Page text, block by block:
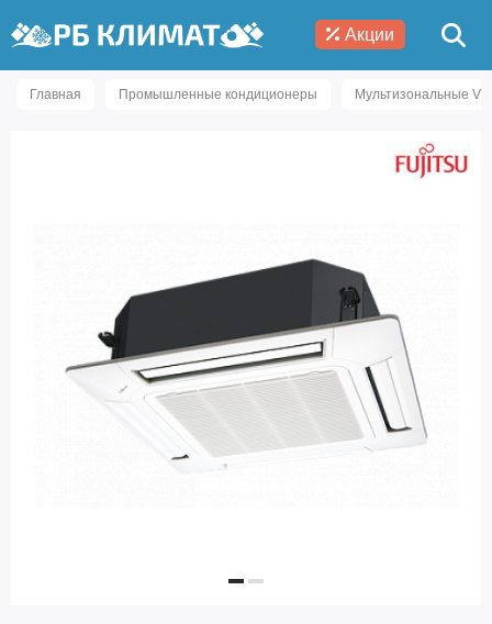
Акции
Главная Промышленные кондиционеры Мультизональные